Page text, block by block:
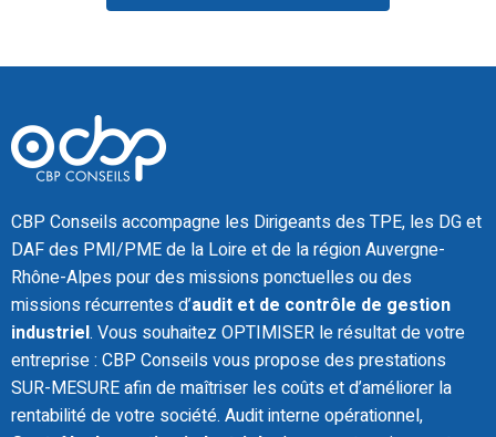
CBP Conseils accompagne les Dirigeants des TPE, les DG et
DAF des PMI/PME de la Loire et de la région Auvergne-
Rhône-Alpes pour des missions ponctuelles ou des
missions récurrentes d’audit et de contrôle de gestion
industriel. Vous souhaitez OPTIMISER le résultat de votre
entreprise : CBP Conseils vous propose des prestations
SUR-MESURE afin de maîtriser les coûts et d’améliorer la
rentabilité de votre société. Audit interne opérationnel,